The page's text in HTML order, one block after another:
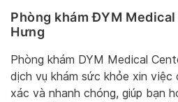
Phòng khám ĐYM
Hưng
Phòng khám DYM Medical
dịch vụ khám sức khỏe xin việc
xác và nhanh chóng, giúp bạn